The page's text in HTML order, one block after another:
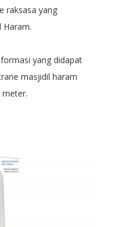
raksasa yang
Haram.
yang didapat
masjidil haram